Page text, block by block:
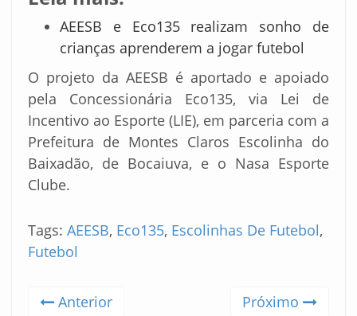
AEESB e Eco135 realizam sonho de
crianças aprenderem a jogar futebol
O projeto da AEESB é aportado e apoiado
pela Concessionária Eco135, via Lei de
Incentivo ao Esporte (LIE), em parceria com a
Prefeitura de Montes Claros Escolinha do
Baixadão, de Bocaiuva, e o Nasa Esporte
Clube.
Tags: AEESB, Eco135, Escolinhas De Futebol,
Futebol
Anterior Próximo